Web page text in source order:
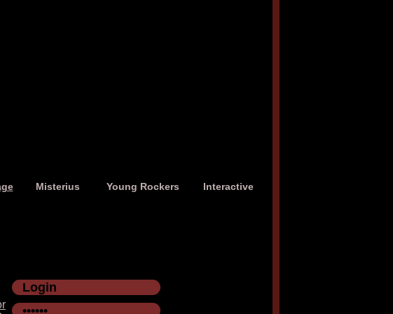
Misterius Young Rockers Interactive